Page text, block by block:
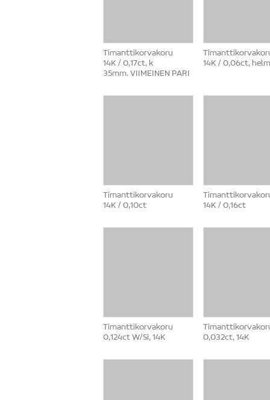
Timanttikorvakoru
14K / 0,17ct, k
35mm. VIIMEINEN PARI
14K / 0,06ct,
Timanttikorvakoru
14K / 0,10ct
14K / 0,16ct
Timanttikorvakoru
0,124ct W/Si, 14K
0,032ct, 14K